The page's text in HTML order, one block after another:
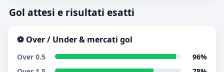
Gol attesi e risultati esatti
⚽ Over / Under & mercati gol
Over 0.5
96%